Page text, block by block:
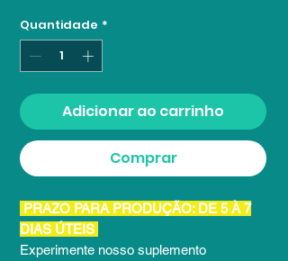
Quantidade *
Adicionar ao carrinho
Comprar
PRAZO PARA PRODUÇÃO: DE 5 À 7
DIAS ÚTEIS
Experimente nosso suplemento